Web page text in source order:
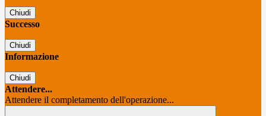
Chiudi
Successo
Chiudi
Informazione
Chiudi
Attendere...
Attendere il completamento dell'operazione...